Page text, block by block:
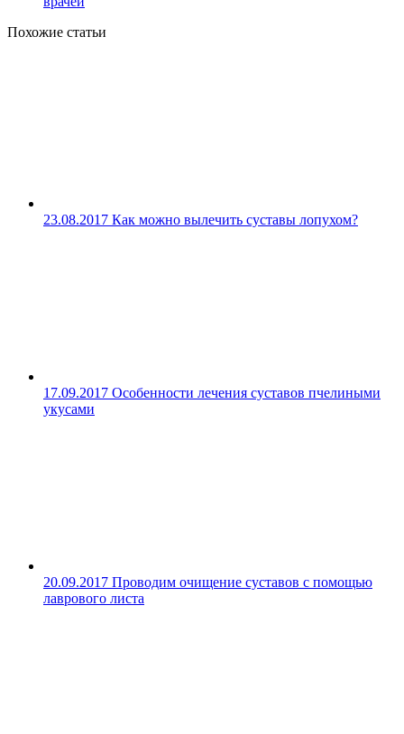
Похожие статьи
23.08.2017 Как можно вылечить суставы лопухом?
17.09.2017 Особенности лечения суставов пчелиными
укусами
20.09.2017 Проводим очищение суставов с помощью
лаврового листа